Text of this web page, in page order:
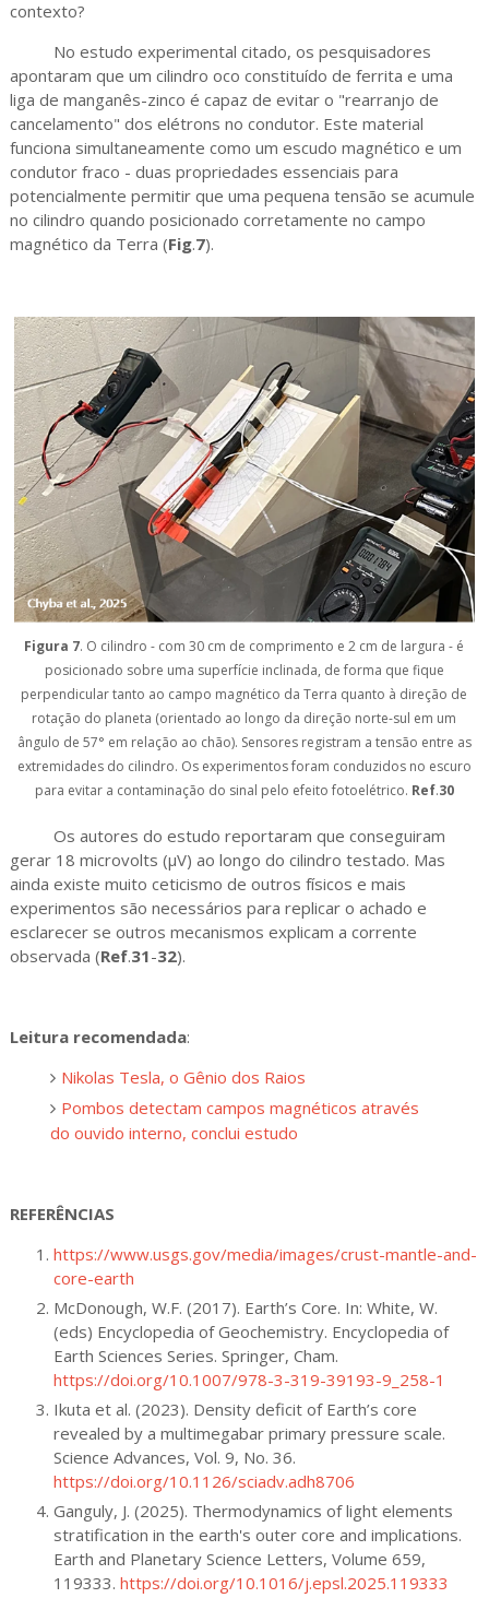
contexto?
No estudo experimental citado, os pesquisadores
apontaram que um cilindro oco constituído de ferrita e uma
liga de manganês-zinco é capaz de evitar o "rearranjo de
cancelamento" dos elétrons no condutor. Este material
funciona simultaneamente como um escudo magnético e um
condutor fraco - duas propriedades essenciais para
potencialmente permitir que uma pequena tensão se acumule
no cilindro quando posicionado corretamente no campo
magnético da Terra (Fig.7).
Figura 7. O cilindro - com 30 cm de comprimento e 2 cm de largura - é
posicionado sobre uma superfície inclinada, de forma que fique
perpendicular tanto ao campo magnético da Terra quanto à direção de
rotação do planeta (orientado ao longo da direção norte-sul em um
ângulo de 57° em relação ao chão). Sensores registram a tensão entre as
extremidades do cilindro. Os experimentos foram conduzidos no escuro
para evitar a contaminação do sinal pelo efeito fotoelétrico. Ref.30
Os autores do estudo reportaram que conseguiram
gerar 18 microvolts (µV) ao longo do cilindro testado. Mas
ainda existe muito ceticismo de outros físicos e mais
experimentos são necessários para replicar o achado e
esclarecer se outros mecanismos explicam a corrente
observada (Ref.31-32).
Leitura recomendada:
Nikolas Tesla, o Gênio dos Raios
Pombos detectam campos magnéticos através
do ouvido interno, conclui estudo
REFERÊNCIAS
https://www.usgs.gov/media/images/crust-mantle-and-
core-earth
McDonough, W.F. (2017). Earth’s Core. In: White, W.
(eds) Encyclopedia of Geochemistry. Encyclopedia of
Earth Sciences Series. Springer, Cham.
https://doi.org/10.1007/978-3-319-39193-9_258-1
Ikuta et al. (2023). Density deficit of Earth’s core
revealed by a multimegabar primary pressure scale.
Science Advances, Vol. 9, No. 36.
https://doi.org/10.1126/sciadv.adh8706
Ganguly, J. (2025). Thermodynamics of light elements
stratification in the earth's outer core and implications.
Earth and Planetary Science Letters, Volume 659,
119333. https://doi.org/10.1016/j.epsl.2025.119333